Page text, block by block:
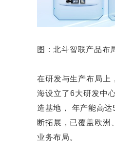
图：北斗智联产品布
在研发与生产布局上
海设立了6大研发中
造基地， 年产能高
断拓展，已覆盖欧洲
业务布局。